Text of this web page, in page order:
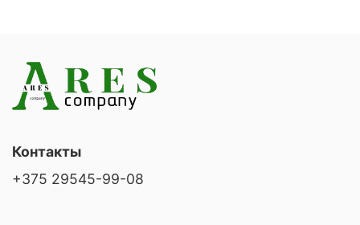
Контакты
+375 29545-99-08